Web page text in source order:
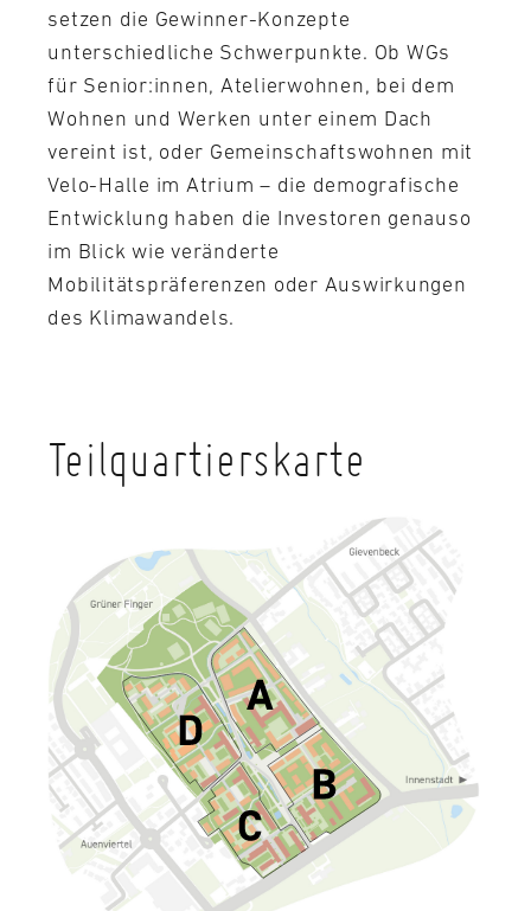
setzen die Gewinner-Konzepte
unterschiedliche Schwerpunkte. Ob WGs
für Senior:innen, Atelierwohnen, bei dem
Wohnen und Werken unter einem Dach
vereint ist, oder Gemeinschaftswohnen mit
Velo-Halle im Atrium – die demografische
Entwicklung haben die Investoren genauso
im Blick wie veränderte
Mobilitätspräferenzen oder Auswirkungen
des Klimawandels.
Teilquartierskarte